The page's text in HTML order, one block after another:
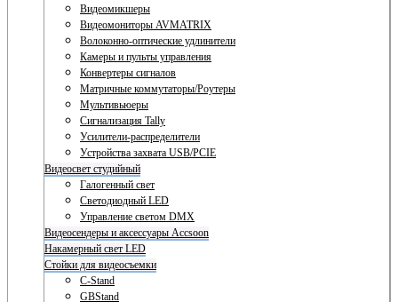
Видеомикшеры
Видеомониторы AVMATRIX
Волоконно-оптические удлинители
Камеры и пульты управления
Конвертеры сигналов
Матричные коммутаторы/Роутеры
Мультивьюеры
Сигнализация Tally
Усилители-распределители
Устройства захвата USB/PCIE
Видеосвет студийный
Галогенный свет
Светодиодный LED
Управление светом DMX
Видеосендеры и аксессуары Accsoon
Накамерный свет LED
Стойки для видеосъемки
C-Stand
GBStand